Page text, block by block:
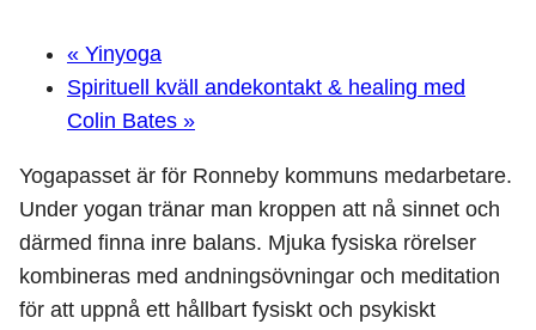
« Yinyoga
Spirituell kväll andekontakt & healing med
Colin Bates »
Yogapasset är för Ronneby kommuns medarbetare.
Under yogan tränar man kroppen att nå sinnet och
därmed finna inre balans. Mjuka fysiska rörelser
kombineras med andningsövningar och meditation
för att uppnå ett hållbart fysiskt och psykiskt